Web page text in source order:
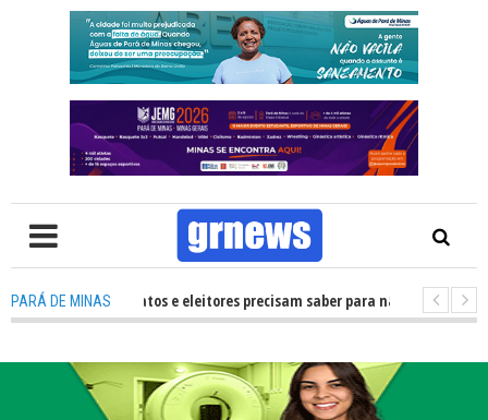
PARÁ DE MINAS
O que candidatos e eleitores precisam saber para não ter problemas nas